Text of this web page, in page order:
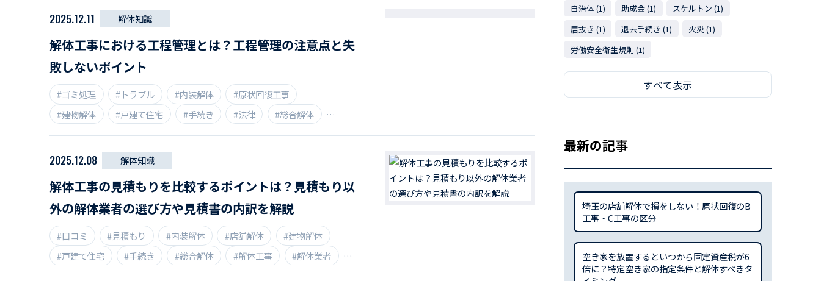
2025.12.11 解体知識
解体工事における工程管理とは？工程管理の注意点と失
敗しないポイント
#ゴミ処理 #トラブル #内装解体
#原状回復工事
#建物解体
#戸建て住宅 #手続き #法律
#総合解体
#解体工事
#解体業者 #豆知識 #近隣住民
2025.12.08 解体知識
解体工事の見積もりを比較するポイントは？見積もり以
外の解体業者の選び方や見積書の内訳を解説
#口コミ #見積もり #内装解体 #店舗解体
#建物解体
#戸建て住宅
#手続き #総合解体 #解体工事
#解体業者
#費用相場
自治体 (1)
助成金 (1)
スケルトン (1)
居抜き (1)
退去手続き (1)
火災 (1)
労働安全衛生規則 (1)
すべて表示
最新の記事
埼玉の店舗解体で損をしない！原状回復のB
工事・C工事の区分
空き家を放置するといつから固定資産税が6
倍に？特定空き家の指定条件と解体すべきタ